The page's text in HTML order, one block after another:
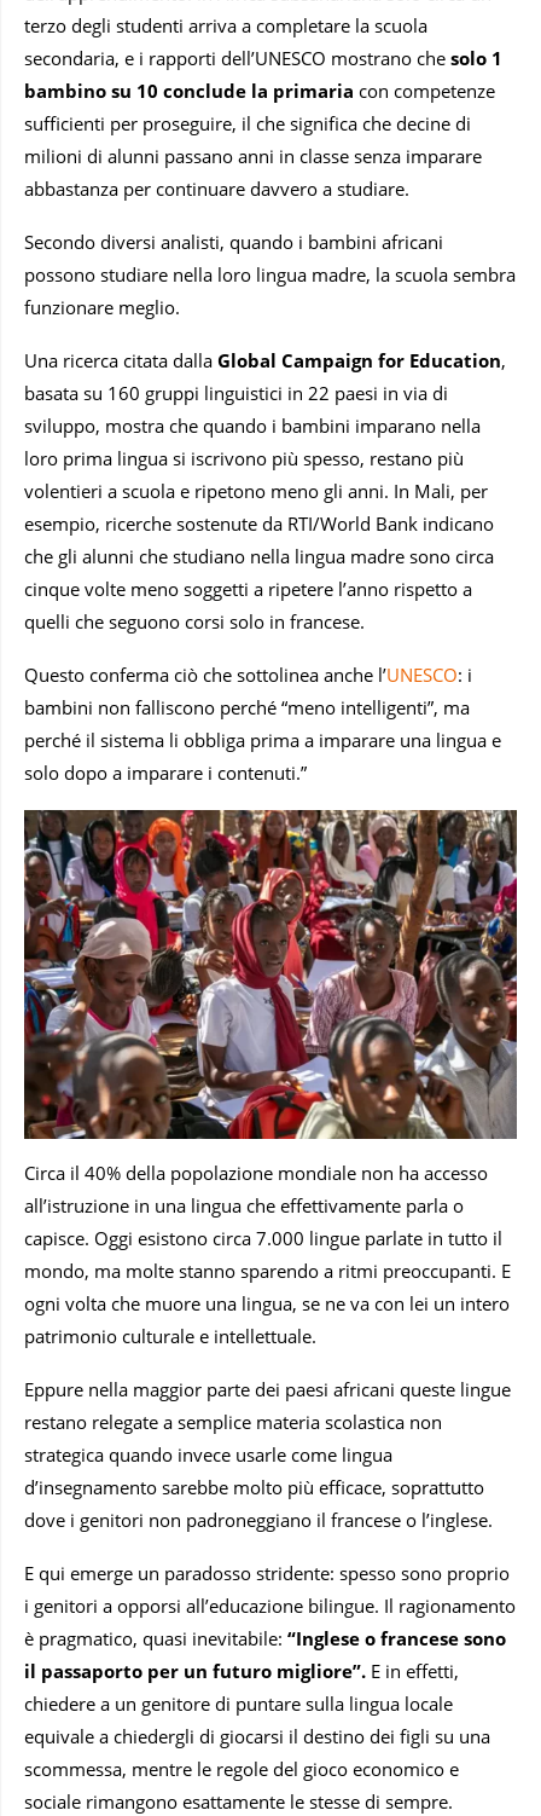
terzo degli studenti arriva a completare la scuola
secondaria, e i rapporti dell’UNESCO mostrano che solo 1
bambino su 10 conclude la primaria con competenze
sufficienti per proseguire, il che significa che decine di
milioni di alunni passano anni in classe senza imparare
abbastanza per continuare davvero a studiare.
Secondo diversi analisti, quando i bambini africani
possono studiare nella loro lingua madre, la scuola sembra
funzionare meglio.
Una ricerca citata dalla Global Campaign for Education,
basata su 160 gruppi linguistici in 22 paesi in via di
sviluppo, mostra che quando i bambini imparano nella
loro prima lingua si iscrivono più spesso, restano più
volentieri a scuola e ripetono meno gli anni. In Mali, per
esempio, ricerche sostenute da RTI/World Bank indicano
che gli alunni che studiano nella lingua madre sono circa
cinque volte meno soggetti a ripetere l’anno rispetto a
quelli che seguono corsi solo in francese.
Questo conferma ciò che sottolinea anche l’UNESCO: i
bambini non falliscono perché “meno intelligenti”, ma
perché il sistema li obbliga prima a imparare una lingua e
solo dopo a imparare i contenuti.”
Circa il 40% della popolazione mondiale non ha accesso
all’istruzione in una lingua che effettivamente parla o
capisce. Oggi esistono circa 7.000 lingue parlate in tutto il
mondo, ma molte stanno sparendo a ritmi preoccupanti. E
ogni volta che muore una lingua, se ne va con lei un intero
patrimonio culturale e intellettuale.
Eppure nella maggior parte dei paesi africani queste lingue
restano relegate a semplice materia scolastica non
strategica quando invece usarle come lingua
d’insegnamento sarebbe molto più efficace, soprattutto
dove i genitori non padroneggiano il francese o l’inglese.
E qui emerge un paradosso stridente: spesso sono proprio
i genitori a opporsi all’educazione bilingue. Il ragionamento
è pragmatico, quasi inevitabile: “Inglese o francese sono
il passaporto per un futuro migliore”. E in effetti,
chiedere a un genitore di puntare sulla lingua locale
equivale a chiedergli di giocarsi il destino dei figli su una
scommessa, mentre le regole del gioco economico e
sociale rimangono esattamente le stesse di sempre.